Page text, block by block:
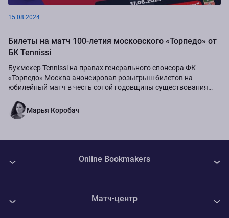
15.08.2024
Билеты на матч 100-летия московского «Торпедо» от
БК Tennissi
Букмекер Tennissi на правах генерального спонсора ФК
«Торпедо» Москва анонсировал розыгрыш билетов на
юбилейный матч в честь сотой годовщины существования
Марья Коробач
Матч-центр
Online Bookmakers